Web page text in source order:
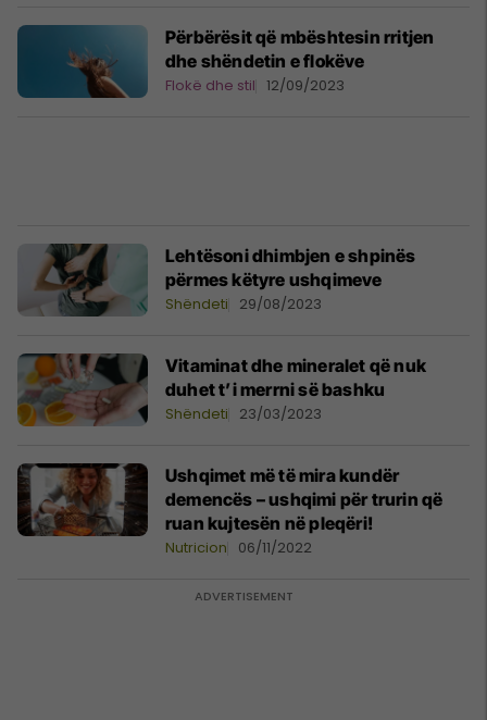
Përbërësit që mbështesin rritjen
dhe shëndetin e flokëve
Flokë dhe stil 12/09/2023
Lehtësoni dhimbjen e shpinës
përmes këtyre ushqimeve
Shëndeti 29/08/2023
Vitaminat dhe mineralet që nuk
duhet t’i merrni së bashku
Shëndeti 23/03/2023
Ushqimet më të mira kundër
demencës – ushqimi për trurin që
ruan kujtesën në pleqëri!
Nutricion 06/11/2022